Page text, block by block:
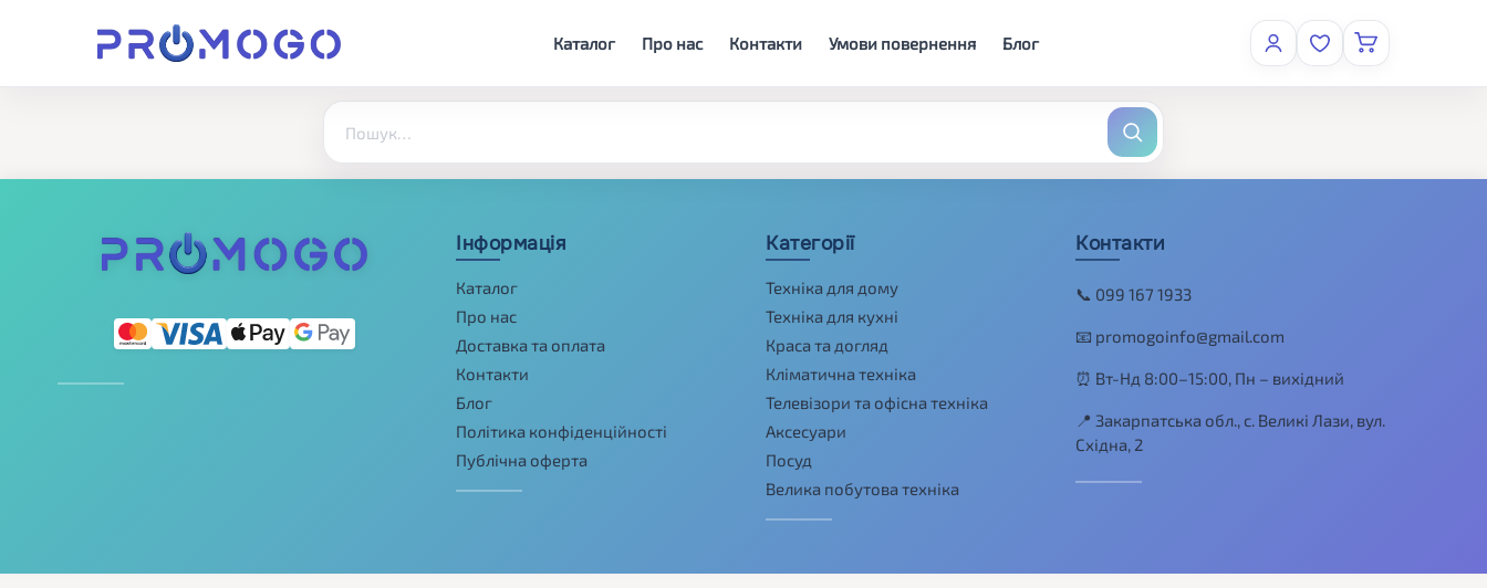
Каталог Про нас Контакти Умови повернення Блог
Інформація
Каталог
Про нас
Доставка та оплата
Контакти
Блог
Політика конфіденційності
Публічна оферта
Категорії
Техніка для дому
Техніка для кухні
Краса та догляд
Кліматична техніка
Телевізори та офісна техніка
Аксесуари
Посуд
Велика побутова техніка
Контакти
📞 099 167 1933
📧 promogoinfo@gmail.com
⏰ Вт-Нд 8:00–15:00, Пн – вихідний
📍 Закарпатська обл., с. Великі Лази, вул.
Східна, 2